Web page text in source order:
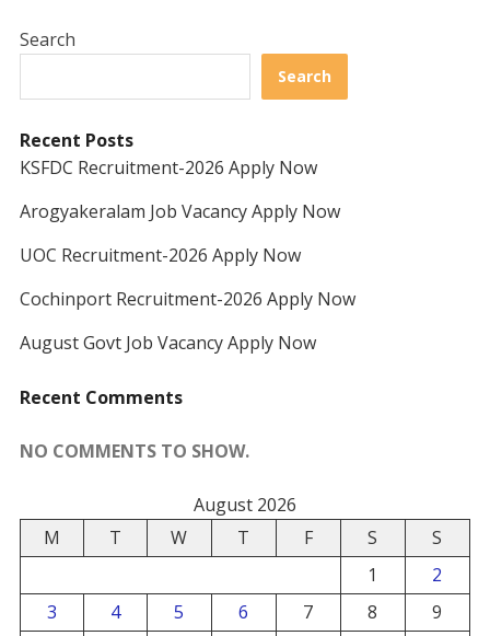
Search
Search
Recent Posts
KSFDC Recruitment-2026 Apply Now
Arogyakeralam Job Vacancy Apply Now
UOC Recruitment-2026 Apply Now
Cochinport Recruitment-2026 Apply Now
August Govt Job Vacancy Apply Now
Recent Comments
NO COMMENTS TO SHOW.
August 2026
M
T W T F S
S
1
2
3
4 5 6 7 8 9